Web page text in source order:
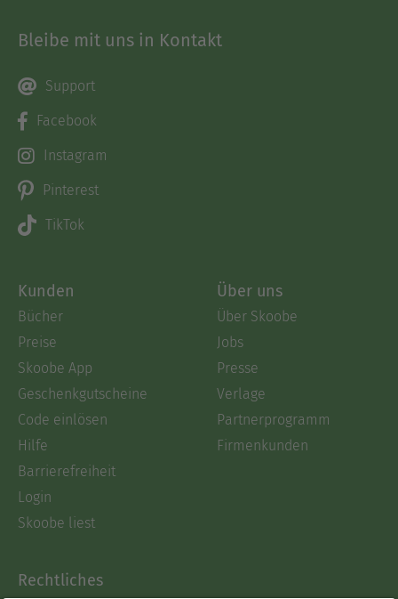
Bleibe mit uns in Kontakt
Support
Facebook
Instagram
Pinterest
TikTok
Kunden
Bücher
Preise
Skoobe App
Geschenkgutscheine
Code einlösen
Hilfe
Barrierefreiheit
Login
Skoobe liest
Über uns
Über Skoobe
Jobs
Presse
Verlage
Partnerprogramm
Firmenkunden
Rechtliches